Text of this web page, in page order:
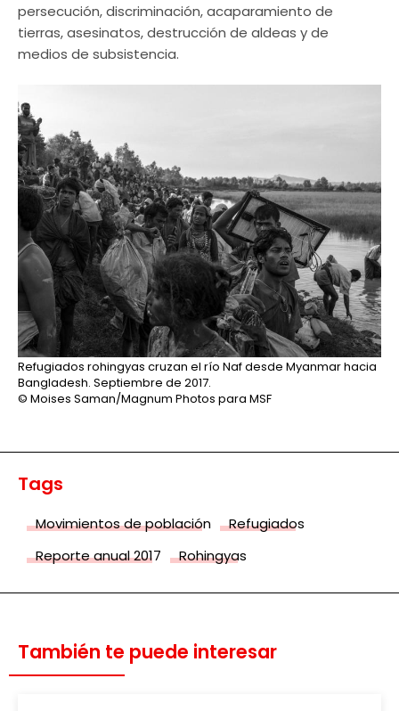
persecución, discriminación, acaparamiento de
tierras, asesinatos, destrucción de aldeas y de
medios de subsistencia.
Refugiados rohingyas cruzan el río Naf desde Myanmar hacia
Bangladesh. Septiembre de 2017.
© Moises Saman/Magnum Photos para MSF
Tags
Movimientos de población
Refugiados
Reporte anual 2017
Rohingyas
También te puede interesar